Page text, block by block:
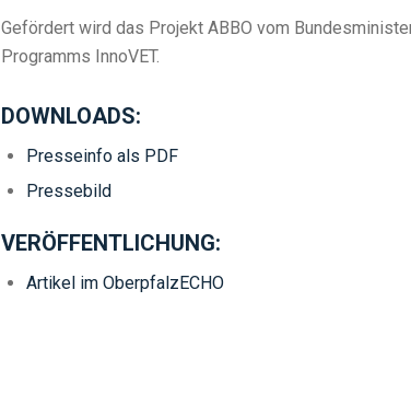
Gefördert wird das Projekt ABBO vom
Programms InnoVET.
DOWNLOADS:
Presseinfo als PDF
Pressebild
VERÖFFENTLICHUNG:
Artikel im OberpfalzECHO